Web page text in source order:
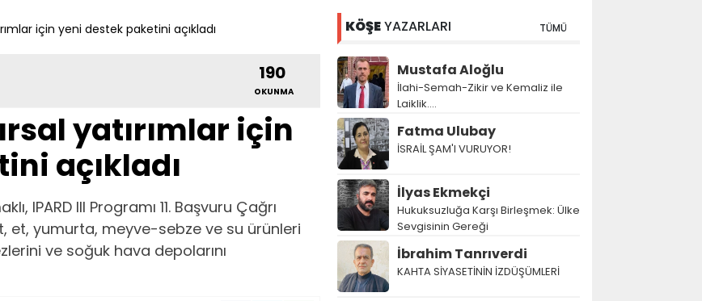
için yeni destek paketini açıkladı
190
OKUNMA
yatırımlar için
açıkladı
IPARD III Programı 11. Başvuru Çağrı
et, yumurta, meyve-sebze ve su ürünleri
ve soğuk hava depolarını
KÖŞEYAZARLARI TÜMÜ
Mustafa Aloğlu
İlahi-Semah-Zikir ve Kemaliz ile
Laiklik….
Fatma Ulubay
İSRAİL ŞAM'I VURUYOR!
İlyas Ekmekçi
Hukuksuzluğa Karşı Birleşmek: Ülke
Sevgisinin Gereği
İbrahim Tanrıverdi
KAHTA SİYASETİNİN İZDÜŞÜMLERİ